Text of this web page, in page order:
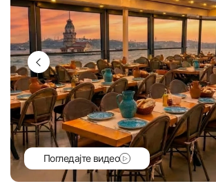
Погледајте видео